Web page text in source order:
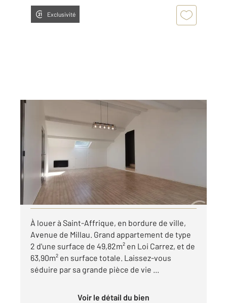
Exclusivité
ST AFFRIQUE 12
49,82 m2, 2 pièces
Ref : 7735
Appartement T2 à louer
470 €
par mois charges comprises
Visiter le site dédié
À louer à Saint-Affrique, en bordure de ville,
Avenue de Millau. Grand appartement de type
2 d'une surface de 49,82m² en Loi Carrez, et de
63,90m² en surface totale. Laissez-vous
séduire par sa grande pièce de vie ...
Voir le détail du bien